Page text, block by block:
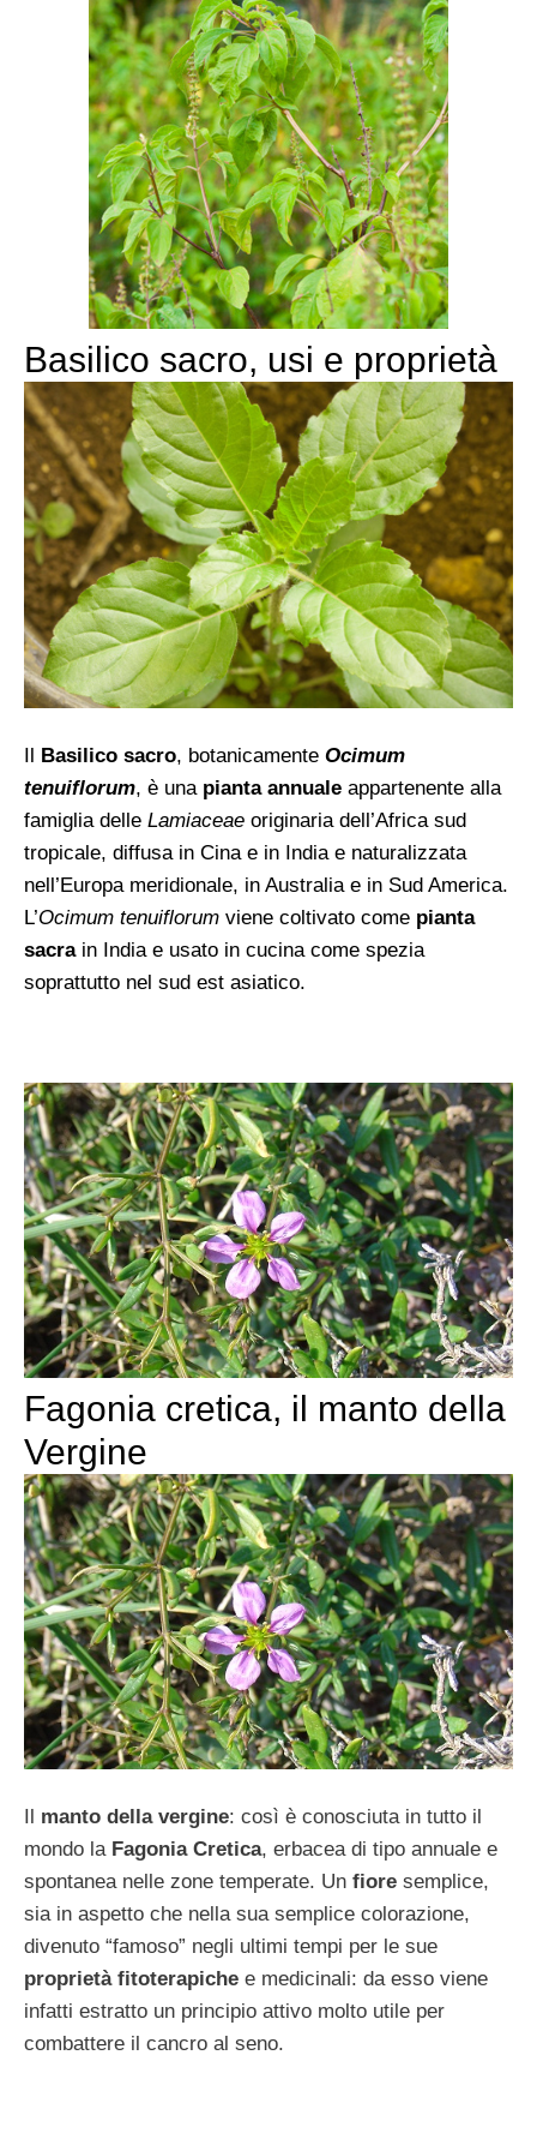
Basilico sacro, usi e proprietà
Il Basilico sacro, botanicamente Ocimum
tenuiflorum, è una pianta annuale appartenente alla
famiglia delle Lamiaceae originaria dell’Africa sud
tropicale, diffusa in Cina e in India e naturalizzata
nell’Europa meridionale, in Australia e in Sud America.
L’Ocimum tenuiflorum viene coltivato come pianta
sacrain India e usato in cucina come spezia
soprattutto nel sud est asiatico.
Fagonia cretica, il manto della
Vergine
Il manto della vergine: così è conosciuta in tutto il
mondo la Fagonia Cretica, erbacea di tipo annuale e
spontanea nelle zone temperate. Un fiore semplice,
sia in aspetto che nella sua semplice colorazione,
divenuto “famoso” negli ultimi tempi per le sue
proprietà fitoterapiche e medicinali: da esso viene
infatti estratto un principio attivo molto utile per
combattere il cancro al seno.